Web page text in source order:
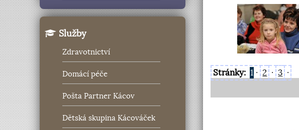
Služby
Zdravotnictví
Domácí péče
Pošta Partner Kácov
Dětská skupina Kácováček
Stránky: 1 · 2 · 3 ·